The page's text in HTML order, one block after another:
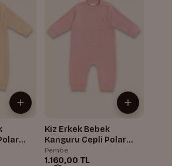
Kiz Erkek Bebek
Kanguru Cepli Polar
Tulum
Pembe
1.160,00 TL